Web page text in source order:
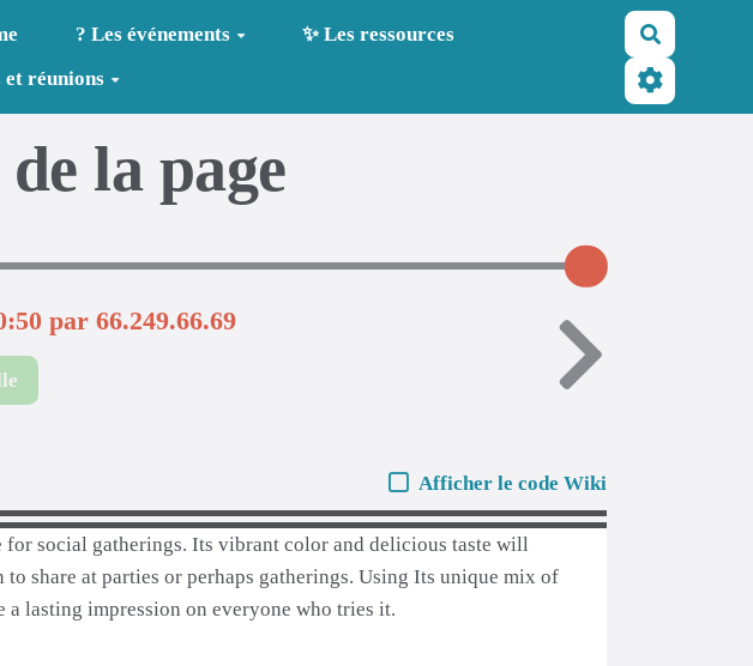
? Les événements
✨ Les ressources
et réunions
la page
par 66.249.66.69
Afficher le code Wiki